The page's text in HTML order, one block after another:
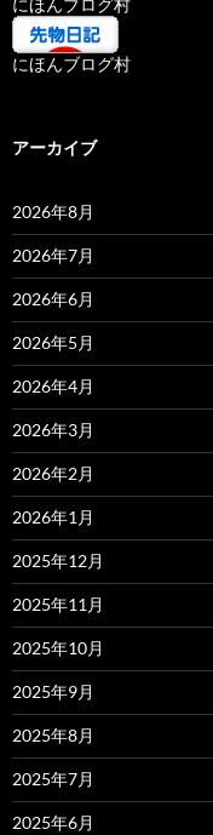
にほんブログ村
にほんブログ村
アーカイブ
2026年8月
2026年7月
2026年6月
2026年5月
2026年4月
2026年3月
2026年2月
2026年1月
2025年12月
2025年11月
2025年10月
2025年9月
2025年8月
2025年7月
2025年6月